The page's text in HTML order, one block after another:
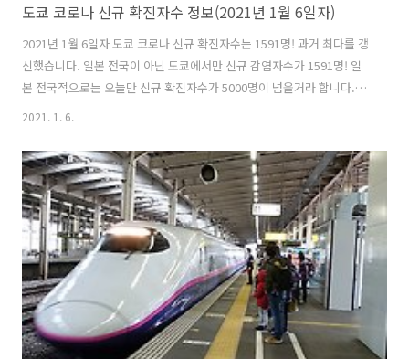
도쿄 코로나 신규 확진자수 정보(2021년 1월 6일자)
2021년 1월 6일자 도쿄 코로나 신규 확진자수는 1591명! 과거 최다를 갱
신했습니다. 일본 전국이 아닌 도쿄에서만 신규 감염자수가 1591명! 일
본 전국적으로는 오늘만 신규 확진자수가 5000명이 넘을거라 합니다. 위
의 그래프는 도쿄의 코로나 신규 확진자수의 그래프입니다. 매일같이 늘
로나 확진자수가 많이 나오고 있는데, 국민들은 코로나에 대한 위기 의식
이 많이 낮아진거 같습니다. 이렇게 된 가장 큰 원인은 "GO TO 캠페인".
일본 정부가 경제를 살리기 위한 정책으로 펼친 "GO TO 캠페인". 여행
을 가면 여행경비를 지원해준다는 정책입니다. 마스크 착용, 소독만 잘하
면 외출, 외식, 여행을 괜찮다는 의식이 GO TO 캠페인으로..
2021. 1. 6.